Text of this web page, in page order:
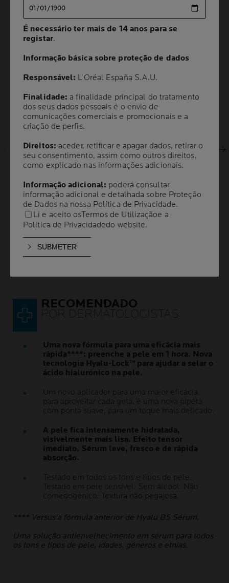
** Teste instrumental, 24 indivíduos.
Estudo clínico, 40 indivíduos.
*** Estudo clínico, 62 indivíduos.
Painel anterior
Painel seguinte
RECOMENDADO
POR DERMATOLOGISTAS
Uma nova fórmula para uma eficácia mais
rápida****: preenche a pele em 1 hora. Nova
tecnologia Hyalu-Lock™ para ajudar a selar o
ácido hialurónico na pele.
Um novo aplicador para uma maior eficácia,
para aproveitar cada gota, e uma nova pipeta
com ponta suave, para um toque mais delicado.
A pele fica intensamente hidratada,
visivelmente mais lisa. Efeito tensor
imediato. Sérum leve, fresco e de rápida
absorção.
Testado em todos os tons e tipos de pele.
Testado em pele sensível. Sem álcool. Não
comedogénico. Textura não pegajosa.
**** Versus a fórmula anterior de Hyalu B5 Sérum.
Uma solução antienvelhecimento em sérum para todos
os tons e tipos de pele, idades, géneros e etnias.
É necessário ter mais de 14 anos para se
registar.
Informação básica sobre proteção de dados
Responsável: L’Oréal España S.A.U.
Finalidade: a finalidade principal do tratamento
dos seus dados pessoais é o envio de
comunicações comerciais e promocionais e a
criação de perfis.
Direitos: aceder, retificar e apagar dados, retirar o
seu consentimento, assim como outros direitos,
como explicado nas informações adicionais.
Informação adicional: poderá consultar
informação adicional e detalhada sobre Proteção
de Dados na nossa Política de Privacidade.
Li e aceito osTermos de Utilizaçãoe a
Política de Privacidadedo website.
É necessário ter mais de 14 anos para se
registar.
Informação básica sobre proteção de dados
Responsável: L’Oréal España S.A.U.
Finalidade: a finalidade principal do tratamento
dos seus dados pessoais é o envio de
comunicações comerciais e promocionais e a
criação de perfis.
Direitos: aceder, retificar e apagar dados, retirar o
seu consentimento, assim como outros direitos,
como explicado nas informações adicionais.
Informação adicional: poderá consultar
informação adicional e detalhada sobre Proteção
de Dados na nossa Política de Privacidade.
Li e aceito osTermos de Utilizaçãoe a
Política de Privacidadedo website.